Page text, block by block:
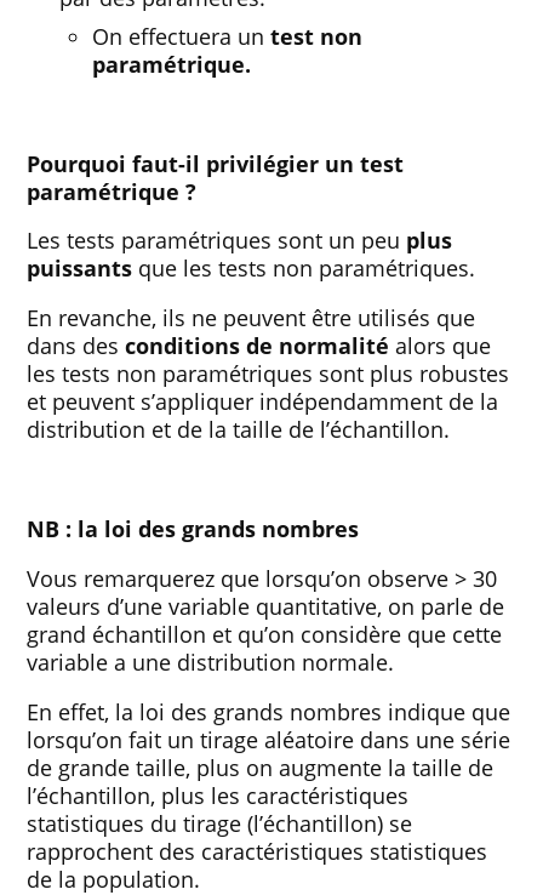
On effectuera un test non
paramétrique.
Pourquoi faut-il privilégier un test
paramétrique ?
Les tests paramétriques sont un peu plus
puissants que les tests non paramétriques.
En revanche, ils ne peuvent être utilisés que
dans desconditions de normalité alors que
les tests non paramétriques sont plus robustes
et peuvent s’appliquer indépendamment de la
distribution et de la taille de l’échantillon.
NB : la loi des grands nombres
Vous remarquerez que lorsqu’on observe > 30
valeurs d’une variable quantitative, on parle de
grand échantillon et qu’on considère que cette
variable a une distribution normale.
En effet, la loi des grands nombres indique que
lorsqu’on fait un tirage aléatoire dans une série
de grande taille, plus on augmente la taille de
l’échantillon, plus les caractéristiques
statistiques du tirage (l’échantillon) se
rapprochent des caractéristiques statistiques
de la population.